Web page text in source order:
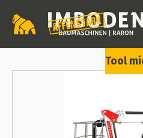
Tool